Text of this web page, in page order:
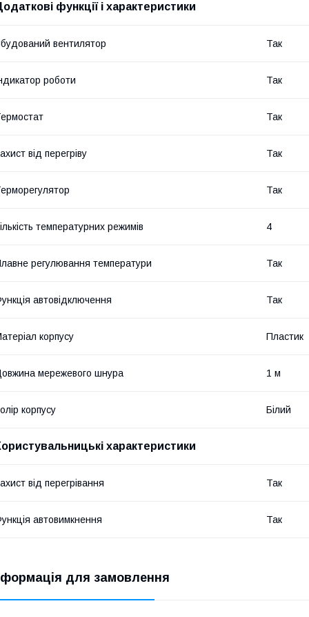
функції і характеристики
вентилятор Так
роботи Так
Так
від перегріву Так
Так
температурних режимів 4
регулювання температури Так
автовідключення Так
корпусу Пластик
мережевого шнура 1 м
корпусу Білий
характеристики
від перегрівання Так
автовимкнення Так
для замовлення